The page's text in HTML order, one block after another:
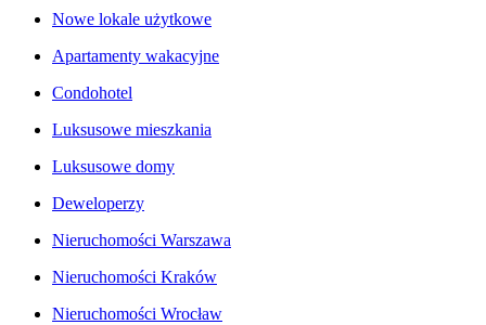
Nowe lokale użytkowe
Apartamenty wakacyjne
Condohotel
Luksusowe mieszkania
Luksusowe domy
Deweloperzy
Nieruchomości Warszawa
Nieruchomości Kraków
Nieruchomości Wrocław